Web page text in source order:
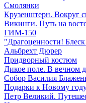
Смолянки
Крузенштерн. Вокруг
Викинги. Путь на
ГИМ-150
"Драгоценности! Блеск
Альбрехт Дюрер
Придворный костюм
Дикое поле. В вечном
Собор Василия
Подарки к Новому
Петр Великий.